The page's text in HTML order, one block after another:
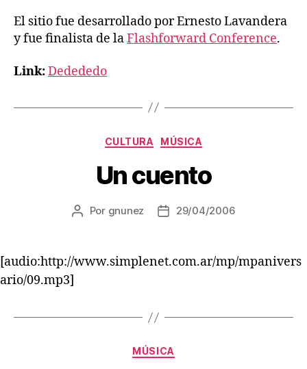
El sitio fue desarrollado por Ernesto Lavandera
y fue finalista de laFlashforward Conference.
Link:Dedededo
Categorías
CULTURA MÚSICA
Un cuento
Autor
entrada
Por gnunez
Fecha
entrada
29/04/2006
[audio:http://www.simplenet.com.ar/mp/mpanivers
ario/09.mp3]
Categorías
MÚSICA